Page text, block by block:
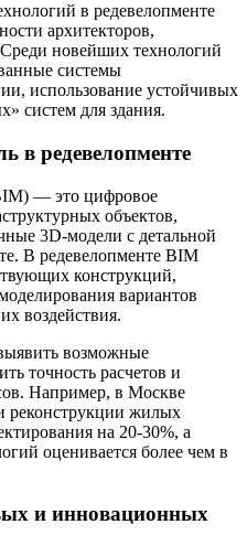
в редевелопменте
архитекторов,
новейших технологий
системы
использование устойчивых
систем для здания.
в редевелопменте
— это цифровое
объектов,
3D-модели с детальной
В редевелопменте BIM
конструкций,
вариантов
воздействия.
возможные
точность расчетов и
Например, в Москве
реконструкции жилых
на 20-30%, а
оценивается более чем в
и инновационных